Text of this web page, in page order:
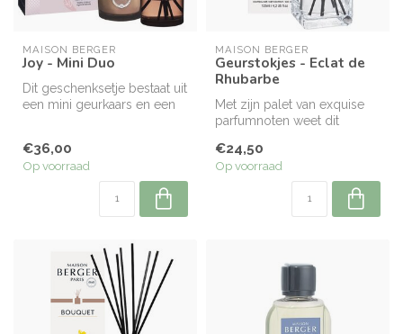
MAISON BERGER
Joy - Mini Duo
Dit geschenksetje bestaat uit
een mini geurkaars en een
€36,00
Op voorraad
MAISON BERGER
Geurstokjes - Eclat de
Rhubarbe
Met zijn palet van exquise
parfumnoten weet dit
fri...
€24,50
Op voorraad